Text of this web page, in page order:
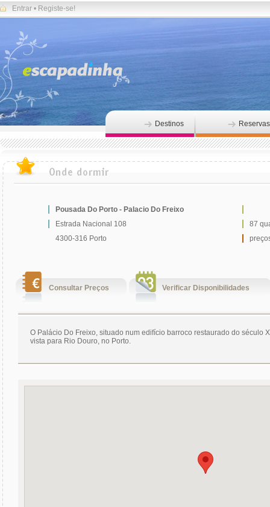
Entrar • Registe-se!
Destinos Reservas
Pousada Do Porto - Palacio Do Freixo
Estrada Nacional 108
87
4300-316 Porto
Consultar Preços Verificar Disponibilidades
O Palácio Do Freixo, situado num edifício barroco restaurado do século
vista para Rio Douro, no Porto.